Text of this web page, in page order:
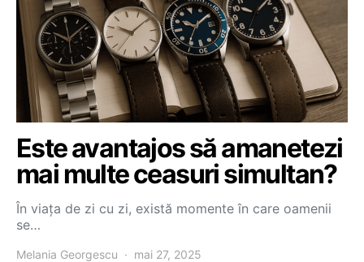
Este avantajos să amanetezi
mai multe ceasuri simultan?
În viața de zi cu zi, există momente în care oamenii
se…
Melania Georgescu mai 27, 2025